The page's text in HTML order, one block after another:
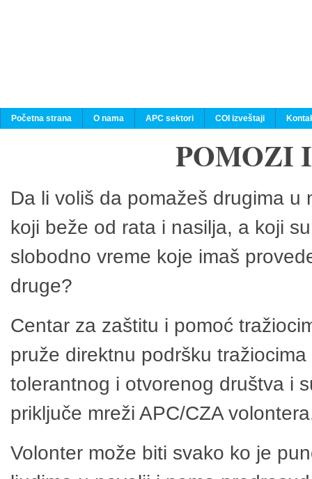
Početna strana O nama APC sektori COI izveštaji
POMOZI
Da li voliš da pomažeš drugima
koji beže od rata i nasilja, a koji
slobodno vreme koje imaš
druge?
Centar za zaštitu i pomoć
pruže direktnu podršku
tolerantnog i otvorenog društva i
priključe mreži APC/CZA
Volonter može biti svako ko je